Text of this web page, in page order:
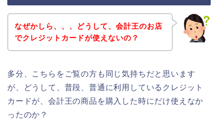
なぜかしら、、、どうして、会計王のお店
でクレジットカードが使えないの？
多分、こちらをご覧の方も同じ気持ちだと思います
が、どうして、普段、普通に利用しているクレジット
カードが、会計王の商品を購入した時にだけ使えなか
ったのか？